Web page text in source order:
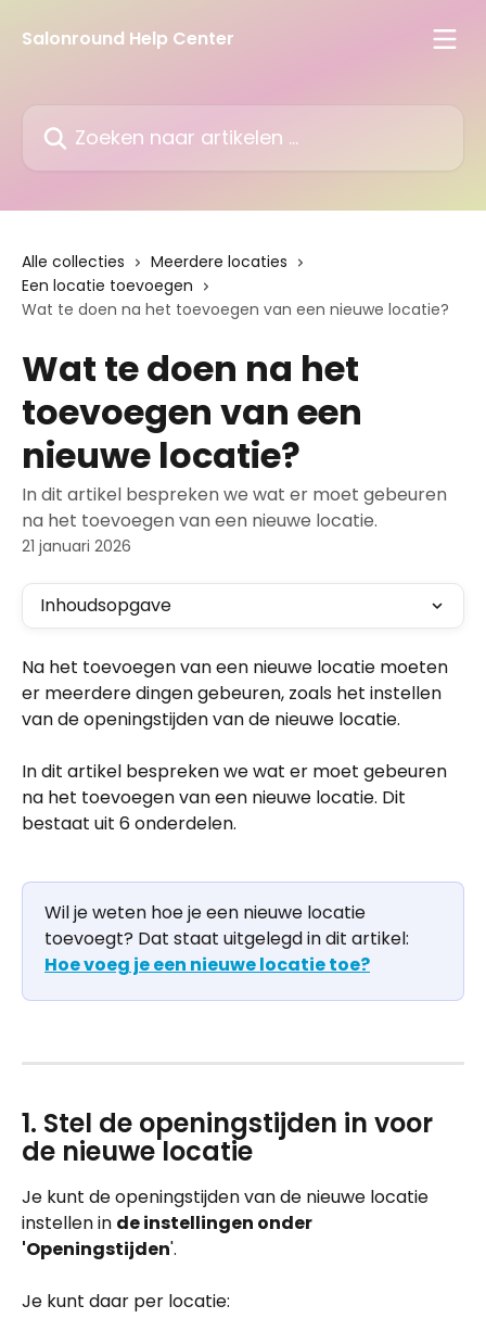
Salonround Help Center
Alle collecties
Meerdere locaties
Een locatie toevoegen
Wat te doen na het toevoegen van een nieuwe locatie?
Wat te doen na het
toevoegen van een
nieuwe locatie?
In dit artikel bespreken we wat er moet gebeuren
na het toevoegen van een nieuwe locatie.
21 januari 2026
Inhoudsopgave
Na het toevoegen van een nieuwe locatie moeten
er meerdere dingen gebeuren, zoals het instellen
van de openingstijden van de nieuwe locatie.
In dit artikel bespreken we wat er moet gebeuren
na het toevoegen van een nieuwe locatie. Dit
bestaat uit 6 onderdelen.
Wil je weten hoe je een nieuwe locatie
toevoegt? Dat staat uitgelegd in dit artikel:
Hoe voeg je een nieuwe locatie toe?
1. Stel de openingstijden in voor
de nieuwe locatie
Je kunt de openingstijden van de nieuwe locatie
instellen in de instellingen onder
'Openingstijden'.
Je kunt daar per locatie: